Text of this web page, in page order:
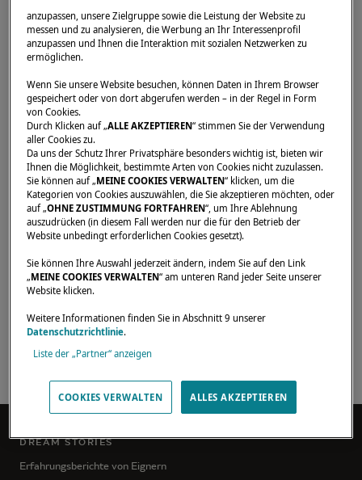
um Ihre Broschüre per E-Mail
zu erhalten.
Der Händler in Ihrer Region
wird sich anschließend mit
Ihnen in Verbindung setzen, um
Ihnen eine persönliches
Gespräch anzubieten und Ihre
Fragen zu beantworten.
Ihre Reise mit uns startet hier.
DREAM STORIES
Erfahrungsberichte von Eignern
anzupassen, unsere Zielgruppe sowie die Leistung der Website zu
messen und zu analysieren, die Werbung an Ihr Interessenprofil
anzupassen und Ihnen die Interaktion mit sozialen Netzwerken zu
ermöglichen.
Wenn Sie unsere Website besuchen, können Daten in Ihrem Browser
gespeichert oder von dort abgerufen werden – in der Regel in Form
von Cookies.
Durch Klicken auf „ALLE AKZEPTIEREN“ stimmen Sie der Verwendung
aller Cookies zu.
Da uns der Schutz Ihrer Privatsphäre besonders wichtig ist, bieten wir
Ihnen die Möglichkeit, bestimmte Arten von Cookies nicht zuzulassen.
Sie können auf „MEINE COOKIES VERWALTEN“ klicken, um die
Kategorien von Cookies auszuwählen, die Sie akzeptieren möchten, oder
auf „OHNE ZUSTIMMUNG FORTFAHREN“, um Ihre Ablehnung
auszudrücken (in diesem Fall werden nur die für den Betrieb der
Website unbedingt erforderlichen Cookies gesetzt).
Sie können Ihre Auswahl jederzeit ändern, indem Sie auf den Link
„MEINE COOKIES VERWALTEN“ am unteren Rand jeder Seite unserer
Website klicken.
Weitere Informationen finden Sie in Abschnitt 9 unserer
Datenschutzrichtlinie.
Liste der „Partner“ anzeigen
COOKIES VERWALTEN ALLES AKZEPTIEREN